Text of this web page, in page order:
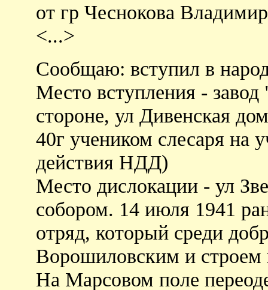
от гр Чеснокова
<...>
Сообщаю: вступил в
Место вступления -
стороне, ул Дивенская
40г учеником слесаря на
действия НДД)
Место дислокации - ул
собором. 14 июля 1941
отряд, который среди
Ворошиловским и строем
На Марсовом поле